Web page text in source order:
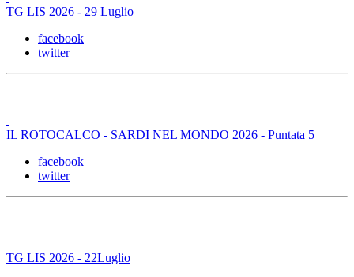
TG LIS 2026 - 29 Luglio
facebook
twitter
IL ROTOCALCO - SARDI NEL MONDO 2026 - Puntata 5
facebook
twitter
TG LIS 2026 - 22Luglio